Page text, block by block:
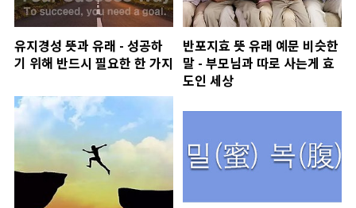
유지경성 뜻과 유래 - 성공하
기 위해 반드시 필요한 한 가지
반포지효 뜻 유래 예문 비슷한
말 - 부모님과 따로 사는게 효
도인 세상